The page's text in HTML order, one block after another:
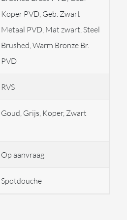
die het een luxe
Flessa douchekop is
en voegt een tijdloze, stijlvolle
De Gessi Flessa
uit van de elegante
van de Spotwater316
Regen functie voor een
Mist functie voor een
Koper PVD, Geb. Zwart
Metaal PVD, Mat zwart, Steel
Brushed, Warm Bronze Br.
PVD
RVS
Goud, Grijs, Koper, Zwart
Op aanvraag
Spotdouche